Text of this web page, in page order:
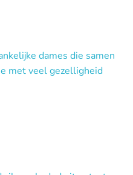
dames die samen
met veel gezelligheid